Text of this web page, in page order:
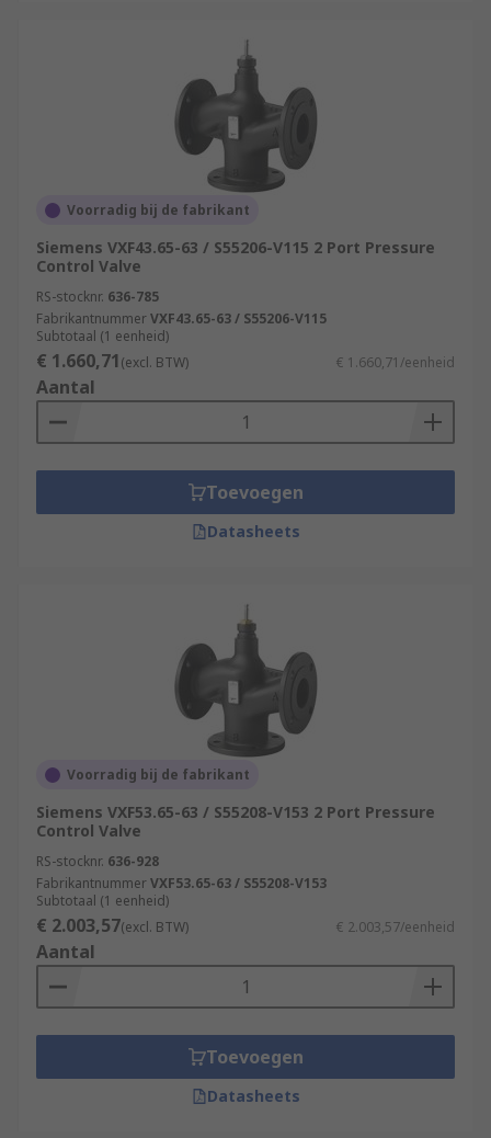
Voorradig bij de fabrikant
Siemens VXF43.65-63 / S55206-V115 2 Port Pressure
Control Valve
RS-stocknr. 636-785
FabrikantnummerVXF43.65-63 / S55206-V115
Subtotaal (1 eenheid)
€ 1.660,71(excl. BTW) € 1.660,71/eenheid
Aantal
Toevoegen
Datasheets
Voorradig bij de fabrikant
Siemens VXF53.65-63 / S55208-V153 2 Port Pressure
Control Valve
RS-stocknr. 636-928
FabrikantnummerVXF53.65-63 / S55208-V153
Subtotaal (1 eenheid)
€ 2.003,57(excl. BTW) € 2.003,57/eenheid
Aantal
Toevoegen
Datasheets